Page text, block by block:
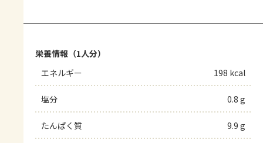
栄養情報（1人分）
エネルギー
198 kcal
塩分 0.8 g
たんぱく質 9.9 g